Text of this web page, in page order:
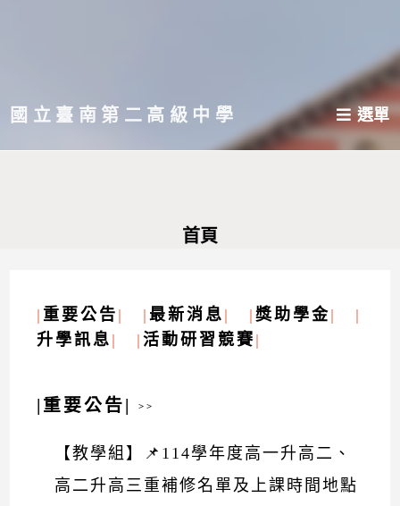
主國立臺南第二高級中學 選單
首頁
| 重要公告 | |最新消息 | |獎助學金| |
升學訊息 | |活動研習競賽|
|重要公告|>>
【教學組】📌114學年度高一升高二、
高二升高三重補修名單及上課時間地點